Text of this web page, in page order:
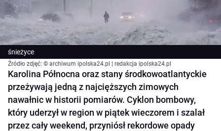
śnieżyce
Źródło zdjęć: © archiwum ipolska24.pl | redakcja ipolska24.pl
Karolina Północna oraz stany środkowoatlantyckie
przeżywają jedną z najcięższych zimowych
nawałnic w historii pomiarów. Cyklon bombowy,
który uderzył w region w piątek wieczorem i szalał
przez cały weekend, przyniósł rekordowe opady